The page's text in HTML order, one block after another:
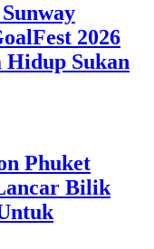
2026
Hidup Sukan
Phuket
Bilik